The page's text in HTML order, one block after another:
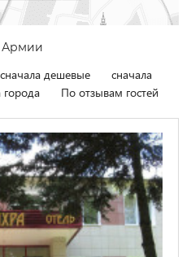
Армии
сначала дешевые
сначала
города По отзывам гостей